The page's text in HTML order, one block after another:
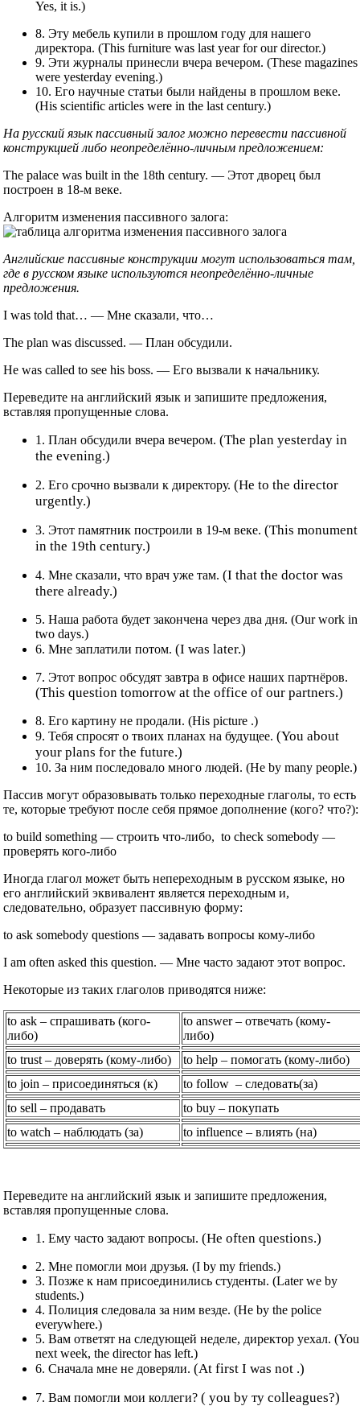
Yes, it is.)
8. Эту мебель купили в прошлом году для нашего
директора. (This furniture was last year for our director.)
9. Эти журналы принесли вчера вечером. (These magazines
were yesterday evening.)
10. Его научные статьи были найдены в прошлом веке.
(His scientific articles were in the last century.)
На русский язык пассивный залог можно перевести пассивной
конструкцией либо неопределённо-личным предложением:
The palace was built in the 18th century. — Этот дворец был
построен в 18-м веке.
Алгоритм изменения пассивного залога:
Английские пассивные конструкции могут использоваться там,
где в русском языке используются неопределённо-личные
предложения.
I was told that… — Мне сказали, что…
The plan was discussed. — План обсудили.
Не was called to see his boss. — Его вызвали к начальнику.
Переведите на английский язык и запишите предложения,
вставляя пропущенные слова.
1. План обсудили вчера вечером.(The plan yesterday in
the evening.)
2. Его срочно вызвали к директору.(Не to the director
urgently.)
3. Этот памятник построили в 19-м веке.(This monument
in the 19th century.)
4. Мне сказали, что врач уже там.(I that the doctor was
there already.)
5. Наша работа будет закончена через два дня. (Our work in
two days.)
6. Мне заплатили потом.(I was later.)
7. Этот вопрос обсудят завтра в офисе наших партнёров.
(This question tomorrow at the office of our partners.)
8. Его картину не продали. (His picture .)
9. Тебя спросят о твоих планах на будущее.(You about
your plans for the future.)
10. За ним последовало много людей. (Не by many people.)
Пассив могут образовывать только переходные глаголы, то есть
те, которые требуют после себя прямое дополнение (кого? что?):
to build something — строить что-либо, to check somebody —
проверять кого-либо
Иногда глагол может быть непереходным в русском языке, но
его английский эквивалент является переходным и,
следовательно, образует пассивную форму:
to ask somebody questions — задавать вопросы кому-либо
I am often asked this question. — Мне часто задают этот вопрос.
Некоторые из таких глаголов приводятся ниже:
to ask – спрашивать (кого-
либо)
to answer – отвечать (кому-
либо)
to trust – доверять (кому-либо)
to help – помогать (кому-либо)
to join – присоединяться (к)
to follow – следовать(за)
to sell – продавать
to buy – покупать
to watch – наблюдать (за)
to influence – влиять (на)
Переведите на английский язык и запишите предложения,
вставляя пропущенные слова.
1. Ему часто задают вопросы.(Не often questions.)
2. Мне помогли мои друзья. (I by my friends.)
3. Позже к нам присоединились студенты. (Later we by
students.)
4. Полиция следовала за ним везде. (Не by the police
everywhere.)
5. Вам ответят на следующей неделе, директор уехал. (You
next week, the director has left.)
6. Сначала мне не доверяли.(At first I was not .)
7. Вам помогли мои коллеги?( you by ту colleagues?)